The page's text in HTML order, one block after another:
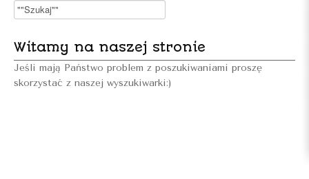
Witamy na naszej stronie
Jeśli mają Państwo problem z poszukiwaniami proszę
skorzystać z naszej wyszukiwarki:)